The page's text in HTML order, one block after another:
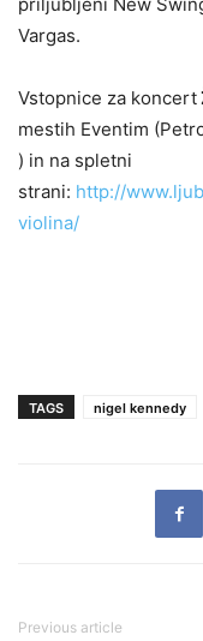
Vargas.
Vstopnice za koncert
mestih Eventim
) in na spletni
strani: http://
violina/
TAGS nigel kennedy
Previous article